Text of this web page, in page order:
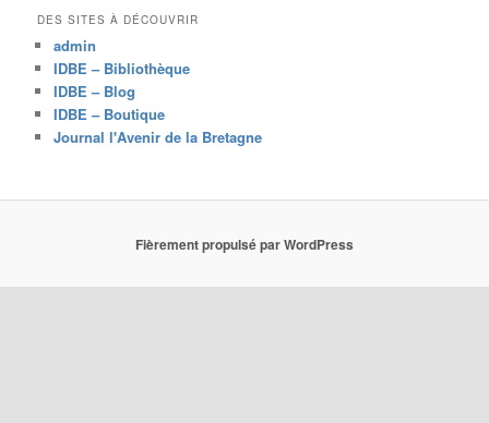
c
h
e
DES SITES À DÉCOUVRIR
admin
IDBE – Bibliothèque
IDBE – Blog
IDBE – Boutique
Journal l'Avenir de la Bretagne
Fièrement propulsé par WordPress